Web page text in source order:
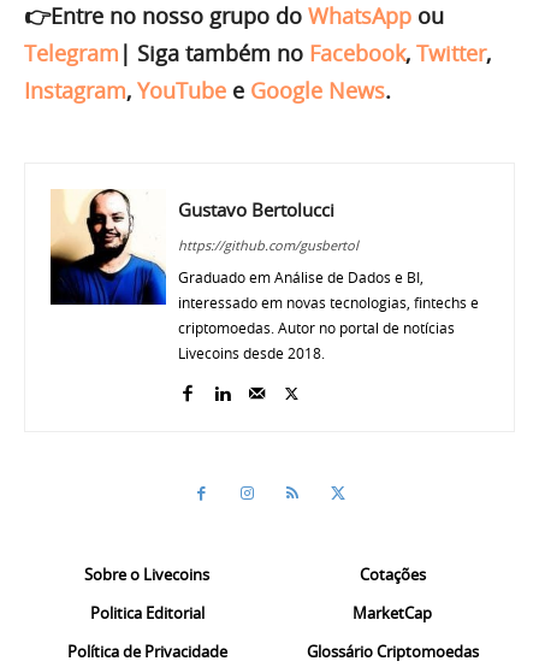
👉Entre no nosso grupo do WhatsApp ou
Telegram | Siga também no Facebook, Twitter,
Instagram, YouTube e Google News.
Gustavo Bertolucci
https://github.com/gusbertol
Graduado em Análise de Dados e BI,
interessado em novas tecnologias, fintechs e
criptomoedas. Autor no portal de notícias
Livecoins desde 2018.
Sobre o Livecoins
Politica Editorial
Política de Privacidade
Cotações
MarketCap
Glossário Criptomoedas